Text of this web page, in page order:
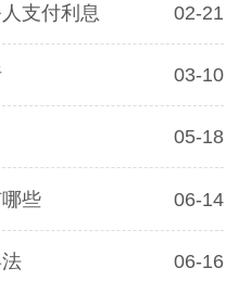
支付利息 02-21
03-10
05-18
些 06-14
06-16